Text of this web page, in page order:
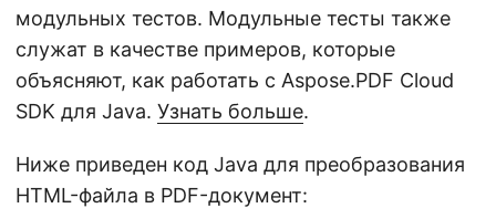
модульных тестов. Модульные тесты также
служат в качестве примеров, которые
объясняют, как работать с Aspose.PDF Cloud
SDK для Java. Узнать больше.
Ниже приведен код Java для преобразования
HTML-файла в PDF-документ: